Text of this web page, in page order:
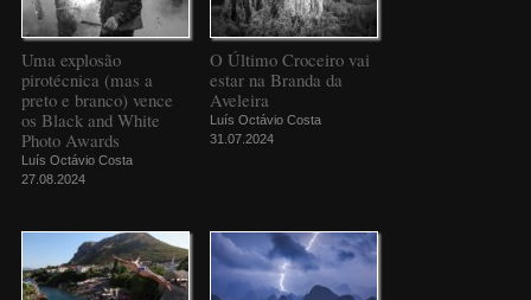
Uma explosão
pirotécnica (mas a
preto e branco) vence
os Black and White
Photo Awards
Luís Octávio Costa
27.08.2024
O Último Croceiro vai
estar na Branda da
Aveleira
Luís Octávio Costa
31.07.2024